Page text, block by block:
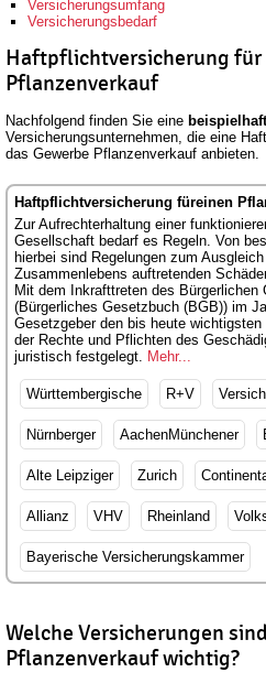
Versicherungsumfang
Versicherungsbedarf
Haftpflichtversicherung für
Pflanzenverkauf
Nachfolgend finden Sie eine
Versicherungsunternehmen, die eine
das Gewerbe Pflanzenverkauf anbieten.
Haftpflichtversicherung füreinen
Zur Aufrechterhaltung einer
Gesellschaft bedarf es Regeln. Von
hierbei sind Regelungen zum
Zusammenlebens auftretenden
Mit dem Inkrafttreten des Bürgerlichen
(Bürgerliches Gesetzbuch (BGB)) im
Gesetzgeber den bis heute wichtigsten
der Rechte und Pflichten des
juristisch festgelegt. Mehr...
Württembergische R+V
Nürnberger AachenMünchener
Alte Leipziger Zurich
Allianz VHV Rheinland
Bayerische Versicherungskammer
Welche Versicherungen
Pflanzenverkauf wichtig?